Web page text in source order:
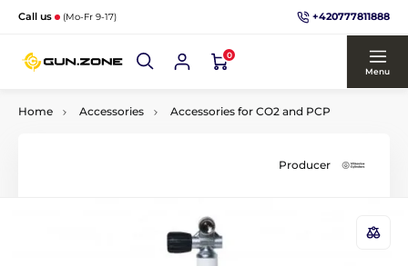
Call us (Mo-Fr 9-17) +420777811888
0
Menu
Home Accessories Accessories for CO2 and PCP
Producer